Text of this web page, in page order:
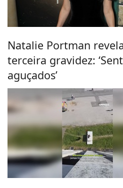
Natalie Portman
terceira gravidez:
aguçados’